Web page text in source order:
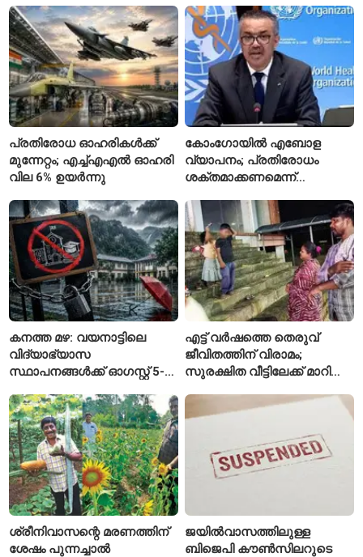
പരിഹാസവിഷയം
പ്രതിരോധ ഓഹരികൾക്ക്
മുന്നേറ്റം; എച്ച്എഎൽ ഓഹരി
വില 6% ഉയർന്നു
കോംഗോയിൽ എബോള
വ്യാപനം; പ്രതിരോധം
ശക്തമാക്കണമെന്ന്
കനത്ത മഴ: വയനാട്ടിലെ
വിദ്യാഭ്യാസ
സ്ഥാപനങ്ങൾക്ക് ഓഗസ്റ്റ് 5-ന്
എട്ട് വർഷത്തെ തെരുവ്
ജീവിതത്തിന് വിരാമം;
സുരക്ഷിത വീട്ടിലേക്ക് മാറി
ശ്രീനിവാസന്റെ മരണത്തിന്
ശേഷം പുന്നച്ചാൽ
ജയിൽവാസത്തിലുള്ള
ബിജെപി കൗൺസിലറുടെ